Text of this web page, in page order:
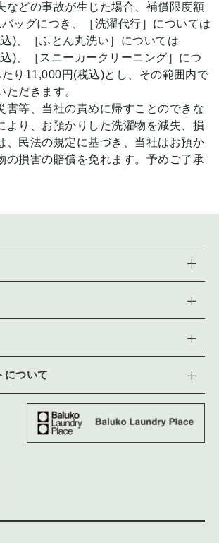
などの事故が生じた場合、補償限度額
ッグにつき、［洗濯代行］については
)、［ふとん丸洗い］については
)、［スニーカークリーニング］につ
り11,000円(税込)とし、その範囲内で
ただきます。
害等、当社の責めに帰すことのできな
より、お預かりした洗濯物を減失、損
、民法の規定に基づき、当社はお預か
の損害の賠償を免れます。予めご了承
について